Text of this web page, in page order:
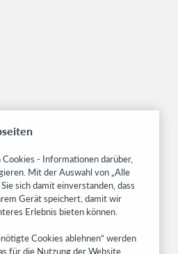
research, events, and much more—
- Informationen darüber,
Mit der Auswahl von „Alle
sich damit einverstanden, dass
Gerät speichert, damit wir
Erlebnis bieten können.
Cookies ablehnen“ werden
für die Nutzung der Website